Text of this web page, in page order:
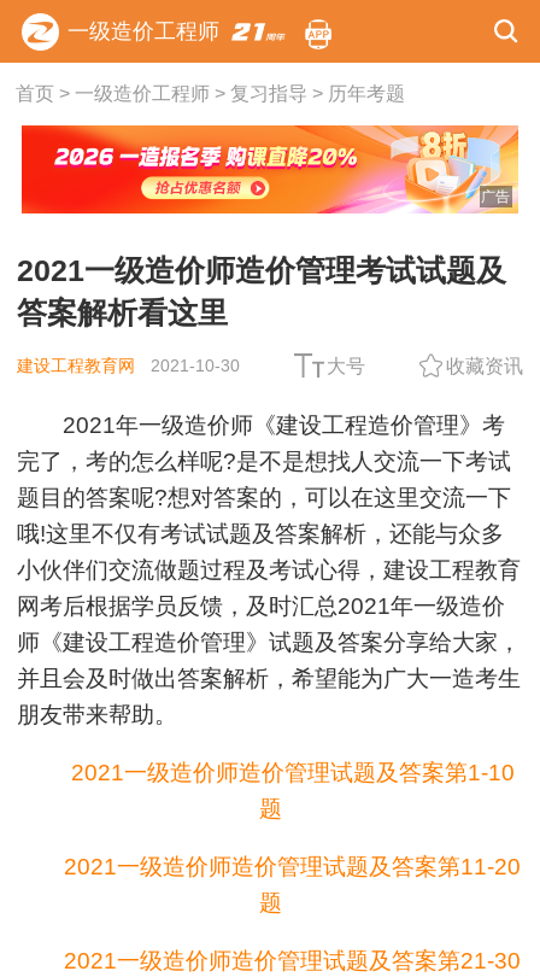
一级造价工程师
首页> 一级造价工程师> 复习指导 > 历年考题
广告
2021一级造价师造价管理考试试题及
答案解析看这里
建设工程教育网 2021-10-30 大号 收藏资讯
2021年一级造价师《建设工程造价管理》考
完了，考的怎么样呢?是不是想找人交流一下考试
题目的答案呢?想对答案的，可以在这里交流一下
哦!这里不仅有考试试题及答案解析，还能与众多
小伙伴们交流做题过程及考试心得，建设工程教育
网考后根据学员反馈，及时汇总2021年一级造价
师《建设工程造价管理》试题及答案分享给大家，
并且会及时做出答案解析，希望能为广大一造考生
朋友带来帮助。
2021一级造价师造价管理试题及答案第1-10
题
2021一级造价师造价管理试题及答案第11-20
题
2021一级造价师造价管理试题及答案第21-30